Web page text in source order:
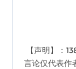
【声明】：
言论仅代表作